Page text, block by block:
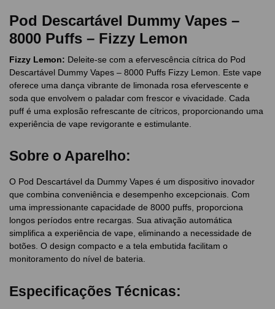
Pod Descartável Dummy Vapes –
8000 Puffs – Fizzy Lemon
Fizzy Lemon: Deleite-se com a efervescência cítrica do Pod
Descartável Dummy Vapes – 8000 Puffs Fizzy Lemon. Este vape
oferece uma dança vibrante de limonada rosa efervescente e
soda que envolvem o paladar com frescor e vivacidade. Cada
puff é uma explosão refrescante de cítricos, proporcionando uma
experiência de vape revigorante e estimulante.
Sobre o Aparelho:
O Pod Descartável da Dummy Vapes é um dispositivo inovador
que combina conveniência e desempenho excepcionais. Com
uma impressionante capacidade de 8000 puffs, proporciona
longos períodos entre recargas. Sua ativação automática
simplifica a experiência de vape, eliminando a necessidade de
botões. O design compacto e a tela embutida facilitam o
monitoramento do nível de bateria.
Especificações Técnicas: